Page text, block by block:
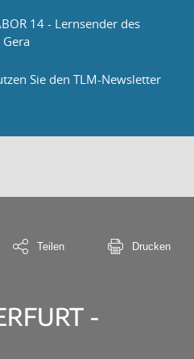
14 - Lernsender des
Sie den TLM-Newsletter
Teilen Drucken
-